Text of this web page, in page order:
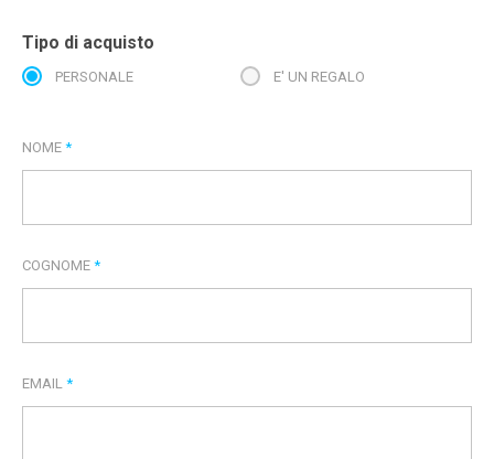
Tipo di acquisto
PERSONALE E' UN REGALO
NOME *
COGNOME *
EMAIL *